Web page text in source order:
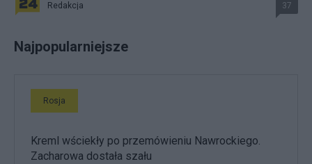
Redakcja 37
Najpopularniejsze
Rosja
Kreml wściekły po przemówieniu Nawrockiego.
Zacharowa dostała szału